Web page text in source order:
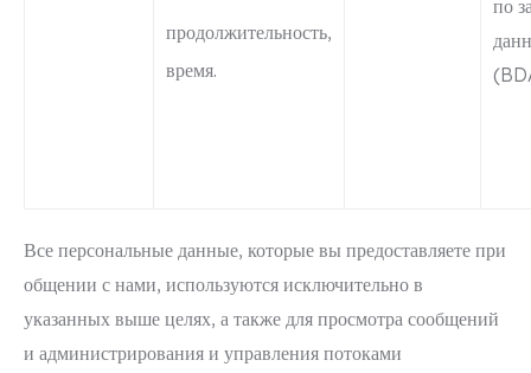
продолжительность,
время.
по
Все персональные данные, которые вы предоставляете при
общении с нами, используются исключительно в
указанных выше целях, а также для просмотра сообщений
и администрирования и управления потоками